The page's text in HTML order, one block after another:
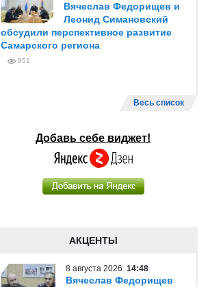
Вячеслав Федорищев и
Леонид Симановский
обсудили перспективное развитие
Самарского региона
951
Весь список
Добавь себе виджет!
АКЦЕНТЫ
8 августа 2026 14:48
Вячеслав Федорищев